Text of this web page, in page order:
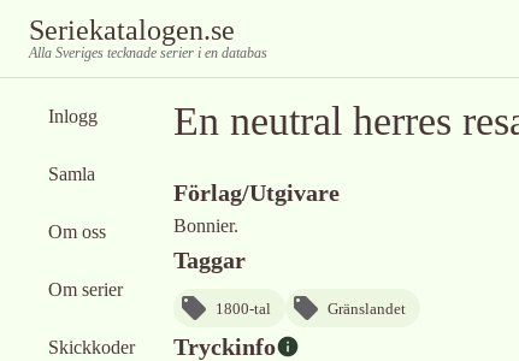
Seriekatalogen.se
Alla Sveriges tecknade serier i en databas
Inlogg
Samla
Om oss
Om serier
Skickkoder
En neutral herres
Förlag/Utgivare
Bonnier.
Taggar
1800-tal Gränslandet
Tryckinfo